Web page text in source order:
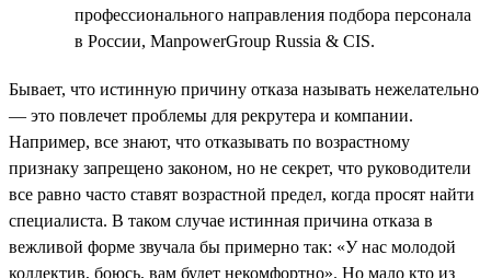
профессионального направления подбора персонала
в России, ManpowerGroup Russia & CIS.
Бывает, что истинную причину отказа называть нежелательно
— это повлечет проблемы для рекрутера и компании.
Например, все знают, что отказывать по возрастному
признаку запрещено законом, но не секрет, что руководители
все равно часто ставят возрастной предел, когда просят найти
специалиста. В таком случае истинная причина отказа в
вежливой форме звучала бы примерно так: «У нас молодой
коллектив, боюсь, вам будет некомфортно». Но мало кто из